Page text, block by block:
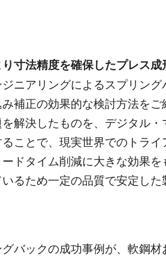
寸法精度を確保したプレス成
ニアリングによるスプリング
補正の効果的な検討方法を
解決したものを、デジタル・
ことで、現実世界でのトライ
ドタイム削減に大きな効果を
るため一定の品質で安定した
バックの成功事例が、軟鋼材